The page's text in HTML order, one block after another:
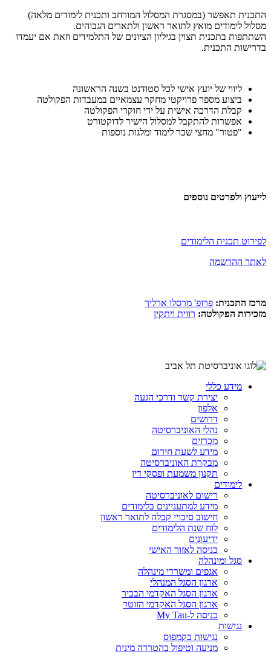
התכנית תאפשר (במסגרת המסלול המורחב ותכנית לימודים מלאה)
מסלול לימודים מואץ לתואר ראשון ולתארים הגבוהים.
השתתפות בתכנית תצוין בגיליון הציונים של התלמידים וזאת אם יעמדו
בדרישות התכנית.
ליווי של יועץ אישי לכל סטודנט בשנה הראשונה
ביצוע מספר פרויקטי מחקר עצמאיים במעבדות הפקולטה
קבלת הדרכה אישית על ידי חוקרי הפקולטה
אפשרות להתקבל למסלול הישיר לדוקטורט
"פטור" מחצי שכר לימוד ומלגות נוספות
לייעוץ ולפרטים נוספים
לפירוט תכנית הלימודים
לאתר ההרשמה
מרכז התכנית: פרופ' מרסלו ארליך
מזכירות הפקולטה: רווית ויתקין
מידע כללי
יצירת קשר ודרכי הגעה
אלפון
דרושים
נהלי האוניברסיטה
מכרזים
מידע לשעת חירום
מבקרת האוניברסיטה
תקנון משמעת ופסקי דין
לימודים
רישום לאוניברסיטה
מידע למתעניינים בלימודים
חישוב סיכויי קבלה לתואר ראשון
לוח שנת הלימודים
ידיעונים
כניסה לאזור האישי
סגל ומינהלה
אגפים ומשרדי מינהלה
ארגון הסגל המנהלי
ארגון הסגל האקדמי הבכיר
ארגון הסגל האקדמי הזוטר
כניסה ל-My Tau
נגישות
נגישות בקמפוס
מניעה וטיפול בהטרדה מינית